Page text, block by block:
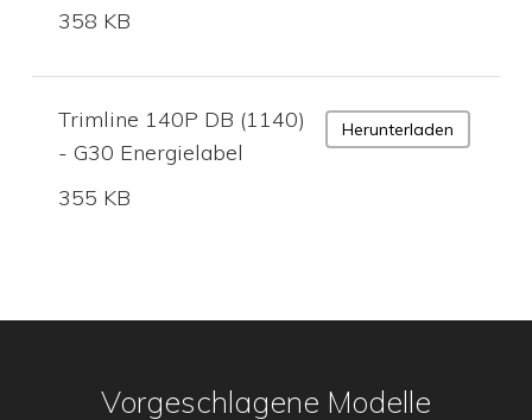
358 KB
Trimline 140P DB (1140)
- G30 Energielabel
355 KB
Herunterladen
Vorgeschlagene Modelle